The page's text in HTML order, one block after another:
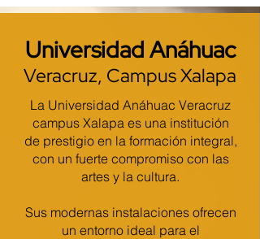
Universidad Anáhuac
Veracruz, Campus Xalapa
La Universidad Anáhuac Veracruz
campus Xalapa es una institución
de prestigio en la formación integral,
con un fuerte compromiso con las
artes y la cultura.
Sus modernas instalaciones ofrecen
un entorno ideal para el